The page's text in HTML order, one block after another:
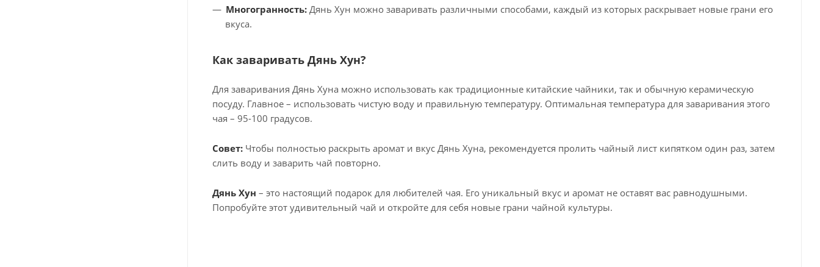
Многогранность: Дянь Хун можно заваривать различными способами, каждый из которых раскрывает новые грани его
вкуса.
Как заваривать Дянь Хун?
Для заваривания Дянь Хуна можно использовать как традиционные китайские чайники, так и обычную керамическую
посуду. Главное – использовать чистую воду и правильную температуру. Оптимальная температура для заваривания этого
чая – 95-100 градусов.
Совет: Чтобы полностью раскрыть аромат и вкус Дянь Хуна, рекомендуется пролить чайный лист кипятком один раз, затем
слить воду и заварить чай повторно.
Дянь Хун – это настоящий подарок для любителей чая. Его уникальный вкус и аромат не оставят вас равнодушными.
Попробуйте этот удивительный чай и откройте для себя новые грани чайной культуры.